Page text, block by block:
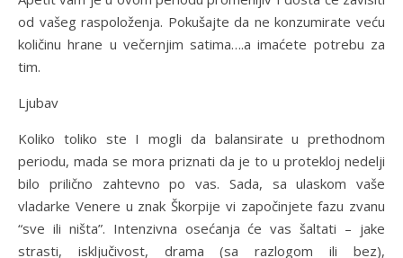
od vašeg raspoloženja. Pokušajte da ne konzumirate veću
količinu hrane u večernjim satima….a imaćete potrebu za
tim.
Ljubav
Koliko toliko ste I mogli da balansirate u prethodnom
periodu, mada se mora priznati da je to u protekloj nedelji
bilo prilično zahtevno po vas. Sada, sa ulaskom vaše
vladarke Venere u znak Škorpije vi započinjete fazu zvanu
“sve ili ništa”. Intenzivna osećanja će vas šaltati – jake
strasti, isključivost, drama (sa razlogom ili bez),